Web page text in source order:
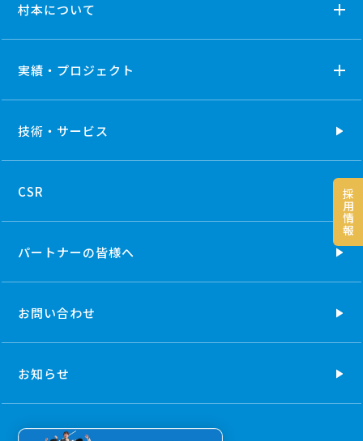
採
用
情
報
村本について
実績・プロジェクト
技術・ サービス
CSR
パートナーの皆様へ
お問い合わせ
お知らせ